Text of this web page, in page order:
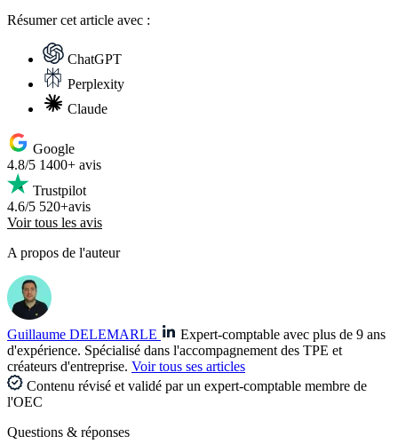
Résumercet article avec :
ChatGPT
Perplexity
Claude
Google
4.8/5 1400+ avis
Trustpilot
4.6/5 520+avis
Voir tous les avis
A propos de l'auteur
Guillaume DELEMARLE
Expert-comptable avec plus de 9 ans
d'expérience. Spécialisé dans l'accompagnement des TPE et
créateurs d'entreprise. Voir tous ses articles
Contenu révisé et validé par un expert-comptable membre de
l'OEC
Questions & réponses